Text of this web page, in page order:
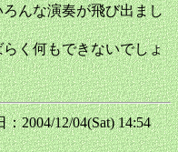
んな演奏が飛び出まし
く何もできないでしょ
：2004/12/04(Sat) 14:54